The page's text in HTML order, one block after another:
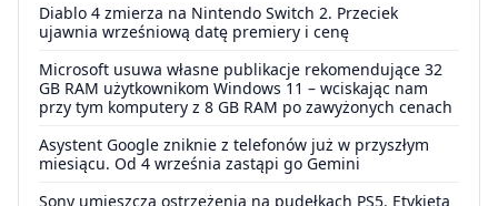
Diablo 4 zmierza na Nintendo Switch 2. Przeciek
ujawnia wrześniową datę premiery i cenę
Microsoft usuwa własne publikacje rekomendujące 32
GB RAM użytkownikom Windows 11 – wciskając nam
przy tym komputery z 8 GB RAM po zawyżonych cenach
Asystent Google zniknie z telefonów już w przyszłym
miesiącu. Od 4 września zastąpi go Gemini
Sony umieszcza ostrzeżenia na pudełkach PS5. Etykieta